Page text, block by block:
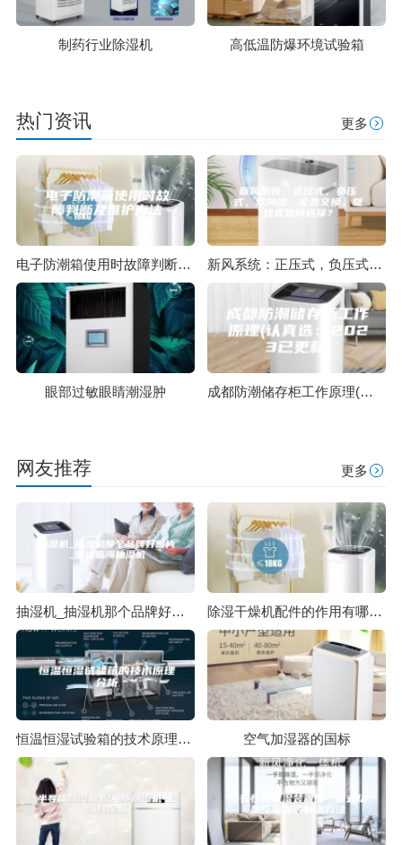
制药行业除湿机 高低温防爆环境试验箱
热门资讯 更多
电子防潮箱使用时故障判断及维护方法 新风系统：正压式，负压式，双向流，全热交换，壁挂式如何选择？
眼部过敏眼睛潮湿肿 成都防潮储存柜工作原理(认真选：2023已更新)
网友推荐 更多
抽湿机_抽湿机那个品牌好图片_浙江临海抽湿机 除湿干燥机配件的作用有哪些？
恒温恒湿试验箱的技术原理分析 空气加湿器的国标